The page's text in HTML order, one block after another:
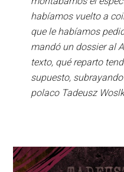
habíamos vuelto a
que le habíamos
mandó un dossier al
texto, qué reparto
supuesto,
polaco Tadeusz